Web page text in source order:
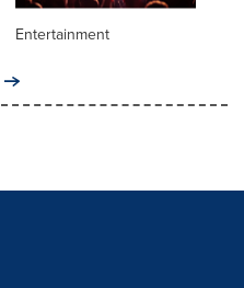
Entertainment